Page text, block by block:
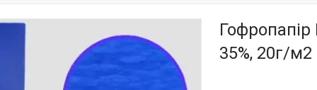
35%, 20г/